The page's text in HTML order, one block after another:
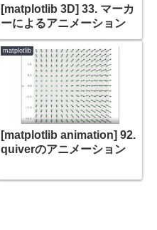
[matplotlib 3D] 33. マーカ
ーによるアニメーション
matplotlib
[matplotlib animation] 92.
quiverのアニメーション